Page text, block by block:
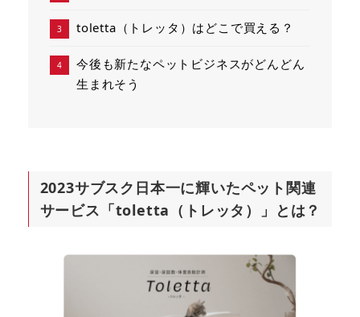
toletta（トレッタ）はどこで買える？
今後も新たなペットビジネスがどんどん
生まれそう
2023サブスク日本一に輝いたペット関連
サービス「toletta（トレッタ）」とは？